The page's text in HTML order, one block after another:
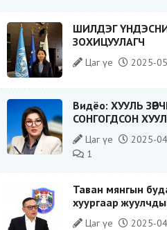
ШИЛДЭГ
ЗОХИЦУУЛАГЧ
Цаг үе 2025-
Видёо: ХУУЛЬ
СОНГОГДСОН
Цаг үе
2025-
1
Таван мянгын
хуургаар
Д.Батсүх ээ
Цаг үе
2025-